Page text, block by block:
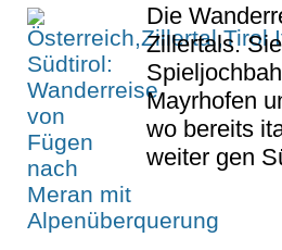
Die
Zillertals.
Mayrhofen
wo bereits
weiter gen